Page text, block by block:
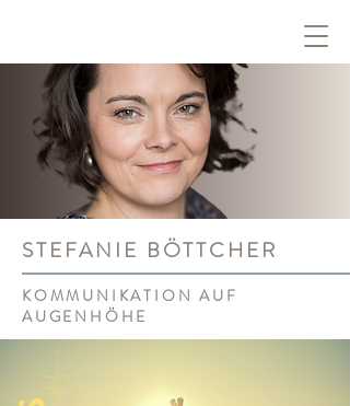
STEFANIE BÖTTCHER
KOMMUNIKATION AUF
AUGENHÖHE